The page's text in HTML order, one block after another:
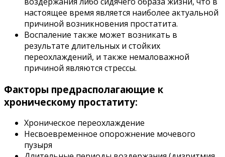
настоящее время является наиболее актуальной
причиной возникновения простатита.
Воспаление также может возникать в
результате длительных и стойких
переохлаждений, и также немаловажной
причиной являются стрессы.
Факторы предрасполагающие к
хроническому простатиту:
Хроническое переохлаждение
Несвоевременное опорожнение мочевого
пузыря